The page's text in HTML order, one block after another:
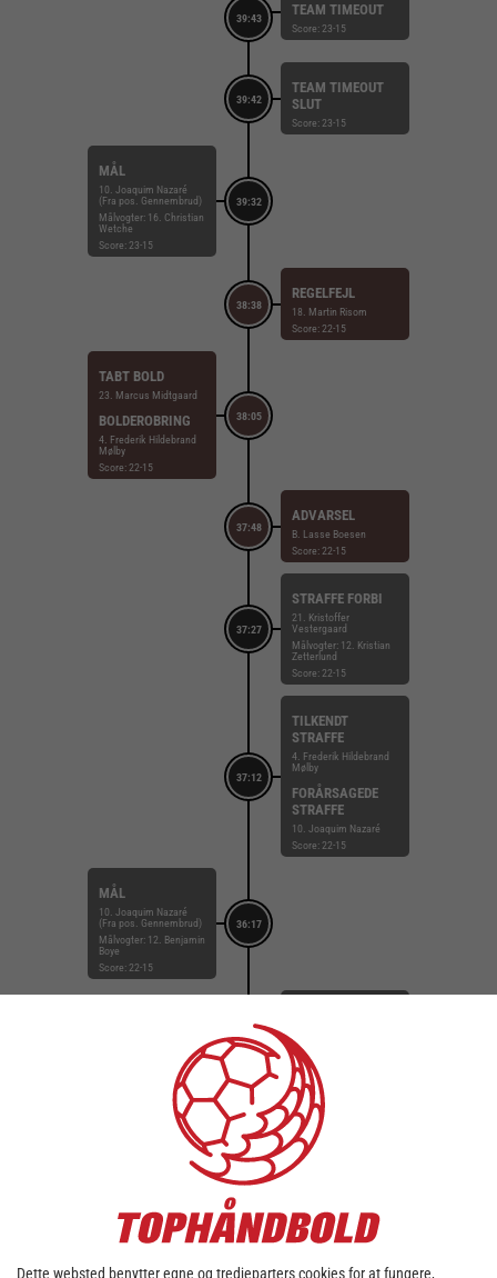
39:43
TEAM TIMEOUT
Score: 23-15
39:42
TEAM TIMEOUT
SLUT
Score: 23-15
39:32
MÅL
10. Joaquim Nazaré
(Fra pos. Gennembrud)
Målvogter: 16. Christian
Wetche
Score: 23-15
38:38
REGELFEJL
18. Martin Risom
Score: 22-15
38:05
TABT BOLD
23. Marcus Midtgaard
BOLDEROBRING
4. Frederik Hildebrand
Mølby
Score: 22-15
37:48
ADVARSEL
B. Lasse Boesen
Score: 22-15
37:27
STRAFFE FORBI
21. Kristoffer
Vestergaard
Målvogter: 12. Kristian
Zetterlund
Score: 22-15
37:12
TILKENDT
STRAFFE
4. Frederik Hildebrand
Mølby
FORÅRSAGEDE
STRAFFE
10. Joaquim Nazaré
Score: 22-15
36:17
MÅL
10. Joaquim Nazaré
(Fra pos. Gennembrud)
Målvogter: 12. Benjamin
Boye
Score: 22-15
pos. Højre fløj)
Målvogter: 12. Kristian
Zetterlund
ASSIST
18. Martin Risom
Score: 21-15
34:51
(Fra pos. Gennembrud)
Målvogter: 12. Benjamin
Boye
Dette websted benytter egne og tredjeparters cookies for at fungere,